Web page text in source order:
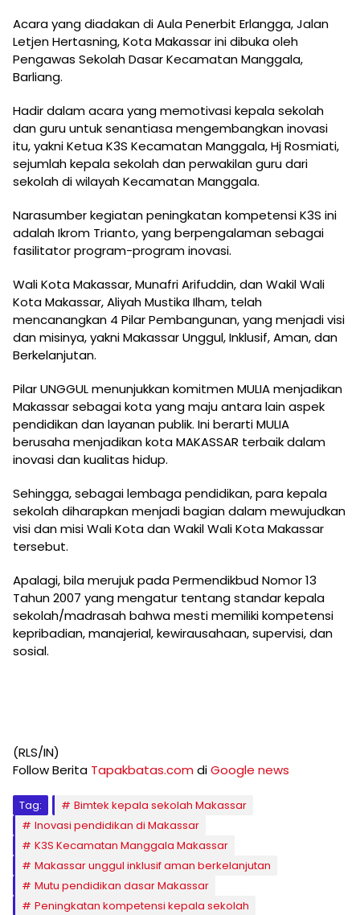
Acara yang diadakan di Aula Penerbit Erlangga, Jalan
Letjen Hertasning, Kota Makassar ini dibuka oleh
Pengawas Sekolah Dasar Kecamatan Manggala,
Barliang.
Hadir dalam acara yang memotivasi kepala sekolah
dan guru untuk senantiasa mengembangkan inovasi
itu, yakni Ketua K3S Kecamatan Manggala, Hj Rosmiati,
sejumlah kepala sekolah dan perwakilan guru dari
sekolah di wilayah Kecamatan Manggala.
Narasumber kegiatan peningkatan kompetensi K3S ini
adalah Ikrom Trianto, yang berpengalaman sebagai
fasilitator program-program inovasi.
Wali Kota Makassar, Munafri Arifuddin, dan Wakil Wali
Kota Makassar, Aliyah Mustika Ilham, telah
mencanangkan 4 Pilar Pembangunan, yang menjadi visi
dan misinya, yakni Makassar Unggul, Inklusif, Aman, dan
Berkelanjutan.
Pilar UNGGUL menunjukkan komitmen MULIA menjadikan
Makassar sebagai kota yang maju antara lain aspek
pendidikan dan layanan publik. Ini berarti MULIA
berusaha menjadikan kota MAKASSAR terbaik dalam
inovasi dan kualitas hidup.
Sehingga, sebagai lembaga pendidikan, para kepala
sekolah diharapkan menjadi bagian dalam mewujudkan
visi dan misi Wali Kota dan Wakil Wali Kota Makassar
tersebut.
Apalagi, bila merujuk pada Permendikbud Nomor 13
Tahun 2007 yang mengatur tentang standar kepala
sekolah/madrasah bahwa mesti memiliki kompetensi
kepribadian, manajerial, kewirausahaan, supervisi, dan
sosial.
(RLS/IN)
Follow Berita Tapakbatas.comdiGoogle news
Tag:
Bimtek kepala sekolah Makassar
Inovasi pendidikan di Makassar
K3S Kecamatan Manggala Makassar
Makassar unggul inklusif aman berkelanjutan
Mutu pendidikan dasar Makassar
Peningkatan kompetensi kepala sekolah